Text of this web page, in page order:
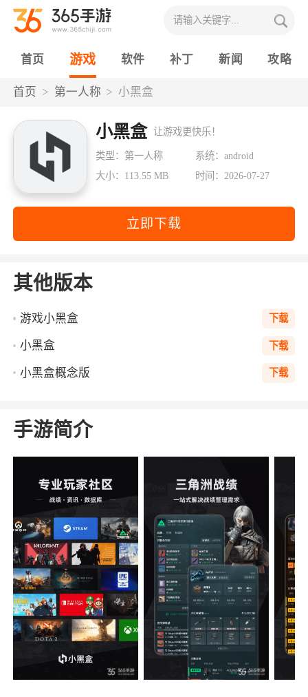
首页 游戏 软件 补丁 新闻 攻略
首页 第一人称 小黑盒
小黑盒 让游戏更快乐！
类型：第一人称
系统：android
大小：113.55 MB
时间：2026-07-27
立即下载
其他版本
游戏小黑盒 下载
小黑盒 下载
小黑盒概念版 下载
手游简介